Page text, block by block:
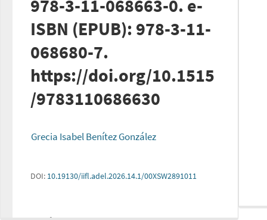
978-3-11-068663-0. e-
ISBN (EPUB): 978-3-11-
068680-7.
https://doi.org/10.1515
/9783110686630
Grecia Isabel Benítez González
DOI: 10.19130/iifl.adel.2026.14.1/00XSW2891011